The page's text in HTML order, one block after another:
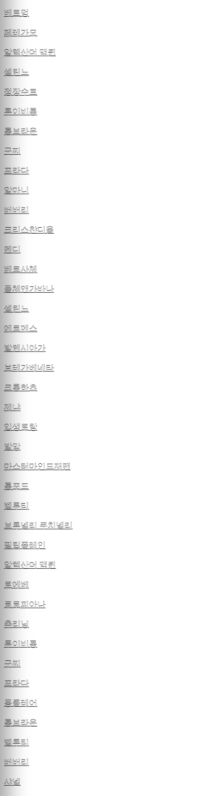
베트멍
페레가모
알렉산더 맥퀸
셀린느
정장수트
루이비통
톰브라운
구찌
프라다
알마니
버버리
크리스챤디올
펜디
베르사체
돌체앤가바나
셀린느
에르메스
발렌시아가
보테가베네타
크롬하츠
제냐
입생로랑
발망
마스터마인드재팬
톰포드
벨루티
브루넬리 쿠치넬리
필립플레인
알렉산더 맥퀸
로에베
로로피아나
추리닝
루이비통
구찌
프라다
몽클레어
톰브라운
벨루티
버버리
샤넬